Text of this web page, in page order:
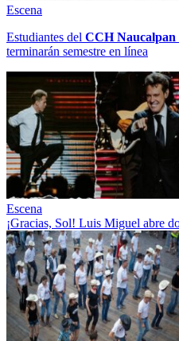
Escena
Estudiantes del CCH Naucalpan
terminarán semestre en línea
Escena
¡Gracias, Sol! Luis Miguel abre